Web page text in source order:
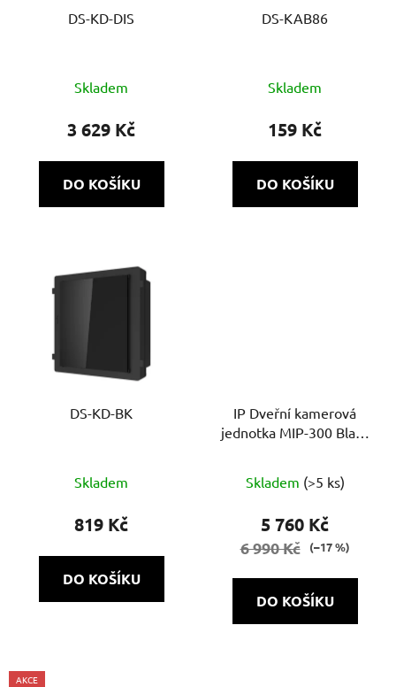
DS-KD-DIS
Skladem
3 629 Kč
DO KOŠÍKU
DS-KAB86
Skladem
159 Kč
DO KOŠÍKU
DS-KD-BK
Skladem
819 Kč
DO KOŠÍKU
IP Dveřní kamerová
jednotka MIP-300 Black
Skladem (>5 ks)
5 760 Kč
6 990 Kč (–17 %)
DO KOŠÍKU
AKCE